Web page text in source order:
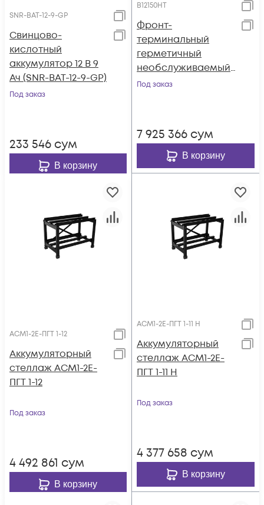
SNR-BAT-12-9-GP
Свинцово-
кислотный
аккумулятор 12 В 9
Ач (SNR-BAT-12-9-GP)
Под заказ
233 546 сум
В корзину
B12150HT
Фронт-
терминальный
герметичный
необслуживаемый
аккумулятор Tesla
Под заказ
7 925 366 сум
В корзину
АСМ1-2E-ПГТ 1-12
Аккумуляторный
стеллаж АСМ1-2E-
ПГТ 1-12
Под заказ
4 492 861 сум
В корзину
АСМ1-2E-ПГТ 1-11 H
Аккумуляторный
стеллаж АСМ1-2E-
ПГТ 1-11 H
Под заказ
4 377 658 сум
В корзину